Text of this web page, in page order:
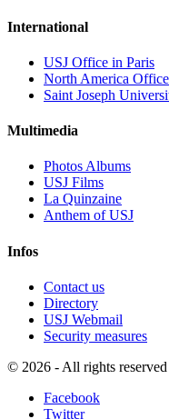
International
USJ Office in Paris
North America Office
Saint Joseph
Multimedia
Photos Albums
USJ Films
La Quinzaine
Anthem of USJ
Infos
Contact us
Directory
USJ Webmail
Security measures
© 2026 - All rights
Facebook
Twitter